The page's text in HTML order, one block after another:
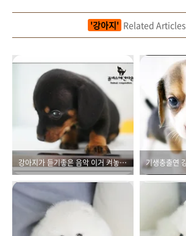
'강아지' Related Articles
강아지가 듣기좋은 음악 이거 켜놓을까